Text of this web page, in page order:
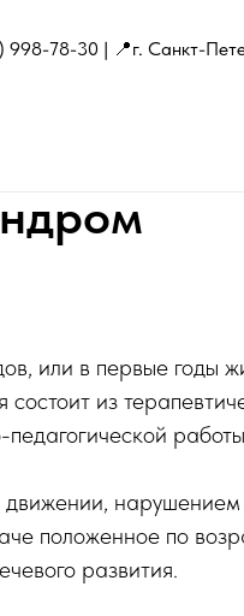
998-78-30 | 📍г. Санкт-
или в первые годы
из
движении,
положенное по
развития.